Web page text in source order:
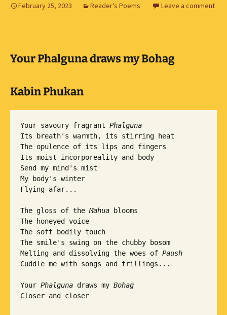
February 25, 2023 Reader's Poems Leave a comment
Your Phalguna draws my Bohag
Kabin Phukan
Your savoury fragrant Phalguna
Its breath's warmth, its stirring heat
The opulence of its lips and fingers
Its moist incorporeality and body
Send my mind's mist
My body's winter
Flying afar...
The gloss of the Mahua blooms
The honeyed voice
The soft bodily touch
The smile's swing on the chubby bosom
Melting and dissolving the woes of Paush
Cuddle me with songs and trillings...
Your Phalguna draws my Bohag
Closer and closer